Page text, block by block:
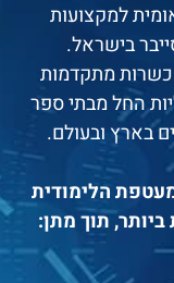
למקצועות
בישראל.
מתקדמות
החל מבתי ספר
בארץ ובעולם.
הלימודית
תוך מתן: